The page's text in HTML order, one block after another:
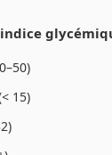
15)